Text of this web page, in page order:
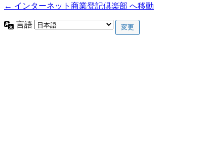
← インターネット商業登記倶楽部 へ移動
言語